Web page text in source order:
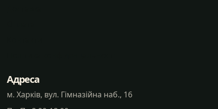
Адреса
м. Харків, вул. Гімназійна наб., 16